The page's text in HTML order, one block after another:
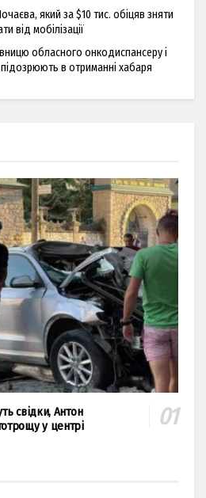
який за $10 тис. обіцяв зняти
від мобілізації
обласного онкодиспансеру і
в отриманні хабаря
свідки, Антон
у центрі